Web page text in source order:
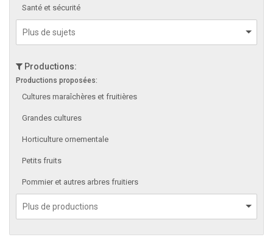
Santé et sécurité
Productions:
Productions proposées:
Cultures maraîchères et fruitières
Grandes cultures
Horticulture ornementale
Petits fruits
Pommier et autres arbres fruitiers